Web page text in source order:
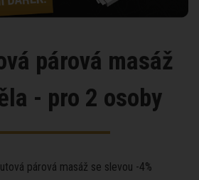
párová masáž
- pro 2 osoby
párová masáž se slevou -4%